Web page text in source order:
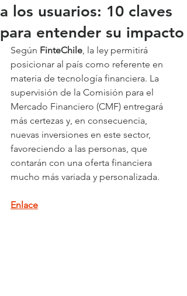
a los usuarios: 10 claves
para entender su impacto
Según FinteChile, la ley permitirá
posicionar al país como referente en
materia de tecnología financiera. La
supervisión de la Comisión para el
Mercado Financiero (CMF) entregará
más certezas y, en consecuencia,
nuevas inversiones en este sector,
favoreciendo a las personas, que
contarán con una oferta financiera
mucho más variada y personalizada.
Enlace